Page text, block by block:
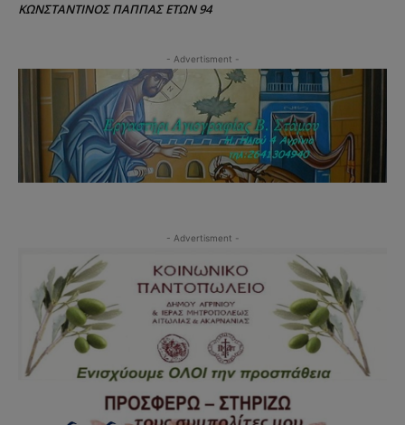
ΚΩΝΣΤΑΝΤΙΝΟΣ ΠΑΠΠΑΣ ΕΤΩΝ 94
- Advertisment -
- Advertisment -